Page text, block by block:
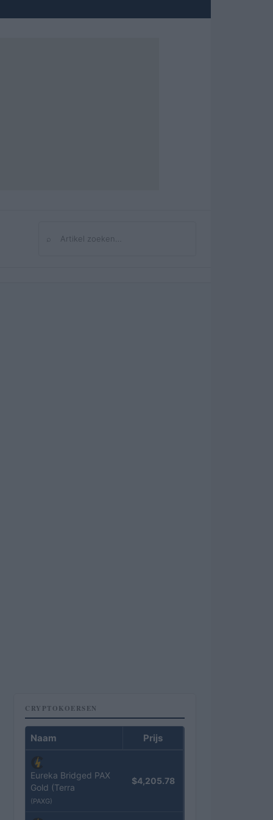
Zoeken
CRYPTOKOERSEN
Naam Prijs
Eureka Bridged PAX
Gold (Terra
(PAXG)
$4,205.78